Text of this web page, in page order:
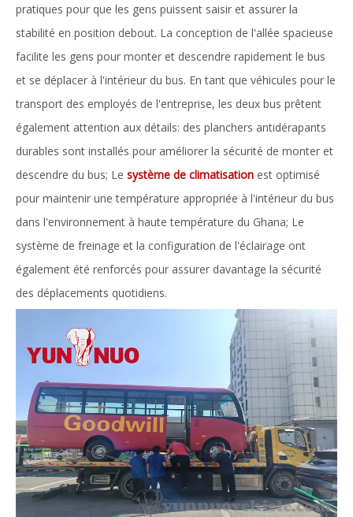
pratiques pour que les gens puissent saisir et assurer la
stabilité en position debout. La conception de l'allée spacieuse
facilite les gens pour monter et descendre rapidement le bus
et se déplacer à l'intérieur du bus. En tant que véhicules pour le
transport des employés de l'entreprise, les deux bus prêtent
également attention aux détails: des planchers antidérapants
durables sont installés pour améliorer la sécurité de monter et
descendre du bus; Le système de climatisation est optimisé
pour maintenir une température appropriée à l'intérieur du bus
dans l'environnement à haute température du Ghana; Le
système de freinage et la configuration de l'éclairage ont
également été renforcés pour assurer davantage la sécurité
des déplacements quotidiens.